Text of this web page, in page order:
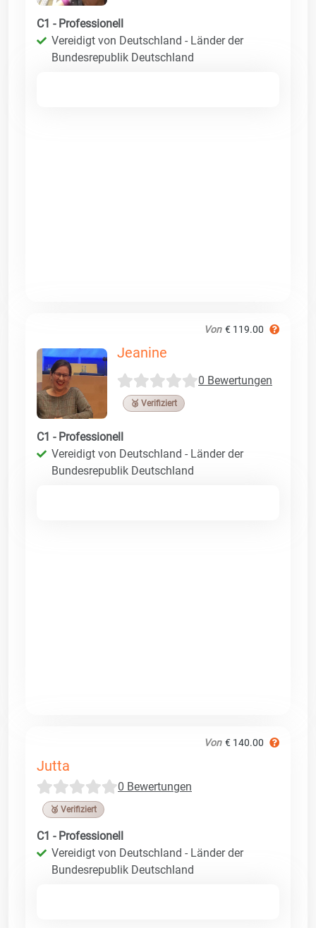
C1 - Professionell
Vereidigt von Deutschland - Länder der
Bundesrepublik Deutschland
Von € 119.00
Jeanine
0 Bewertungen
🥉 Verifiziert
C1 - Professionell
Vereidigt von Deutschland - Länder der
Bundesrepublik Deutschland
Von € 140.00
Jutta
0 Bewertungen
🥉 Verifiziert
C1 - Professionell
Vereidigt von Deutschland - Länder der
Bundesrepublik Deutschland